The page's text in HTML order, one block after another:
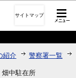
サイトマップ
紹介 警察署一覧
畑中駐在所